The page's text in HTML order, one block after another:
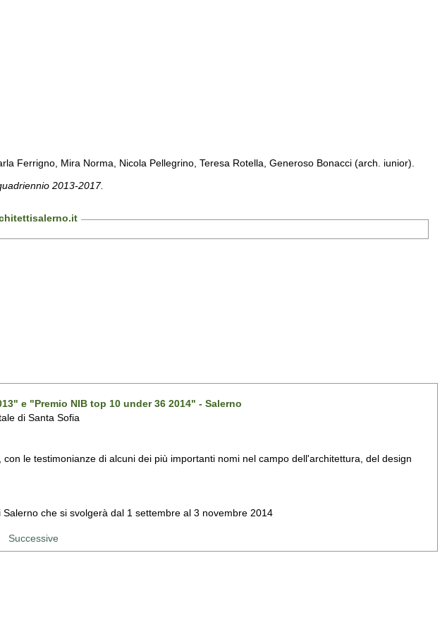
Ferrigno, Mira Norma, Nicola Pellegrino, Teresa Rotella, Generoso Bonacci (arch. iunior).
2013-2017.
e "Premio NIB top 10 under 36 2014" - Salerno
di Santa Sofia
le testimonianze di alcuni dei più importanti nomi nel campo dell'architettura, del design
che si svolgerà dal 1 settembre al 3 novembre 2014
Successive